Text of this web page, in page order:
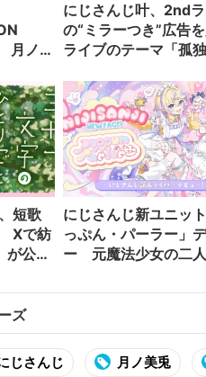
月ノ美
にじさんじ叶、2nd
の“ミラーつき”広告
ライブのテーマ「孤
短歌
Xで紡
が公式
にじさんじ新ユニッ
っぷん・パーラー」
ー 元魔法少女の二
ズ
じさんじ 月ノ美兎